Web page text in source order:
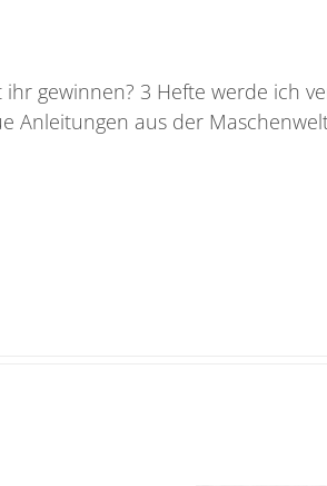
gewinnen? 3 Hefte werde ich
Anleitungen aus der